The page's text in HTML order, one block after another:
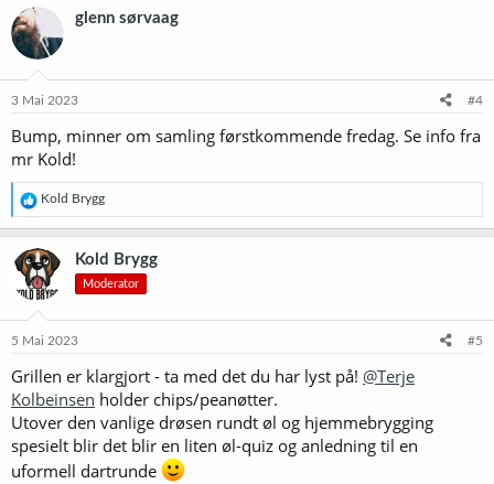
j
o
e
:
glenn sørvaag
3 Mai 2023 #4
Bump, minner om samling førstkommende fredag. Se info fra
mr Kold!
R
e
a
k
s
j
o
e
:
Kold Brygg
Kold Brygg
Moderator
5 Mai 2023 #5
Grillen er klargjort - ta med det du har lyst på! @Terje
Kolbeinsen holder chips/peanøtter.
Utover den vanlige drøsen rundt øl og hjemmebrygging
spesielt blir det blir en liten øl-quiz og anledning til en
uformell dartrunde